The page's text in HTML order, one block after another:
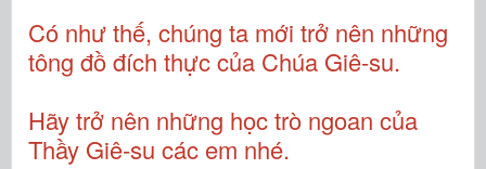
Có như thế, chúng ta mới trở nên những
tông đồ đích thực của Chúa Giê-su.
Hãy trở nên những học trò ngoan của
Thầy Giê-su các em nhé.